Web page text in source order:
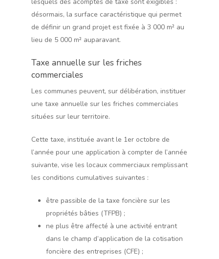
désormais, la surface caractéristique qui permet
de définir un grand projet est fixée à 3 000 m² au
lieu de 5 000 m² auparavant.
Taxe annuelle sur les friches
commerciales
Les communes peuvent, sur délibération, instituer
une taxe annuelle sur les friches commerciales
situées sur leur territoire.
Cette taxe, instituée avant le 1er octobre de
l’année pour une application à compter de l’année
suivante, vise les locaux commerciaux remplissant
les conditions cumulatives suivantes :
être passible de la taxe foncière sur les
propriétés bâties (TFPB) ;
ne plus être affecté à une activité entrant
dans le champ d’application de la cotisation
foncière des entreprises (CFE) ;